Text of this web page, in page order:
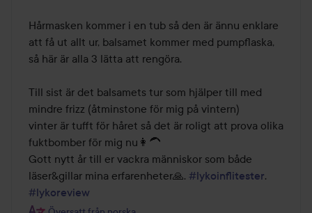
Hårmasken kommer i en tub så den är ännu enklare
att få ut allt ur, balsamet kommer med pumpflaska,
så här är alla 3 lätta att rengöra.
Till sist är det balsamets tur som hjälper till med
mindre frizz (åtminstone för mig på vintern)
vinter är tufft för håret så det är roligt att prova olika
fuktbomber för mig nu👩‍🦱
Gott nytt år till er vackra människor som både
läser&gillar mina erfarenheter🙏. #lykoinflitester
#lykoreview